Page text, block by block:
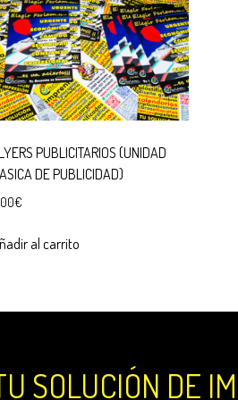
PUBLICITARIOS (UNIDAD
DE PUBLICIDAD)
€
al carrito
SOLUCIÓN DE